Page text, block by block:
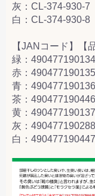
灰：CL-374-930-7
白：CL-374-930-8
【JANコード】【
緑：
赤：
青：
茶：
黄：
灰：
白：